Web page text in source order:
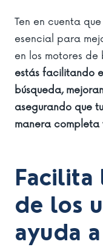
Ten en cuenta
esencial para
en los motores de
estás facilitando
búsqueda,
asegurando que
manera completa
Facilita
de los
ayuda